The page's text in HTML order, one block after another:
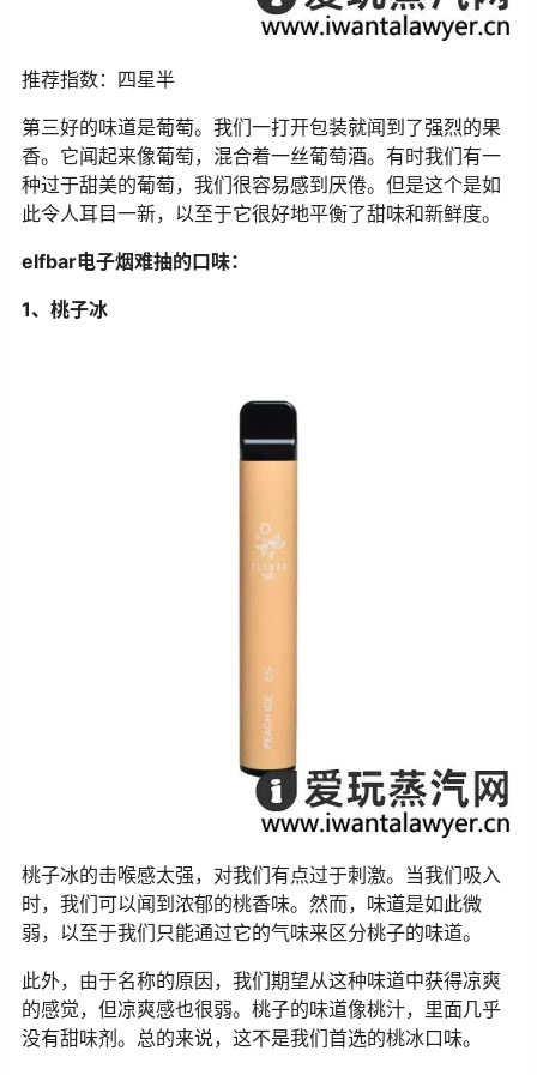
推荐指数：四星半
第三好的味道是葡萄。我们一打开包装就闻到了强烈的果
香。它闻起来像葡萄，混合着一丝葡萄酒。有时我们有一
种过于甜美的葡萄，我们很容易感到厌倦。但是这个是如
此令人耳目一新，以至于它很好地平衡了甜味和新鲜度。
elfbar电子烟难抽的口味：
1、桃子冰
桃子冰的击喉感太强，对我们有点过于刺激。当我们吸入
时，我们可以闻到浓郁的桃香味。然而，味道是如此微
弱，以至于我们只能通过它的气味来区分桃子的味道。
此外，由于名称的原因，我们期望从这种味道中获得凉爽
的感觉，但凉爽感也很弱。桃子的味道像桃汁，里面几乎
没有甜味剂。总的来说，这不是我们首选的桃冰口味。